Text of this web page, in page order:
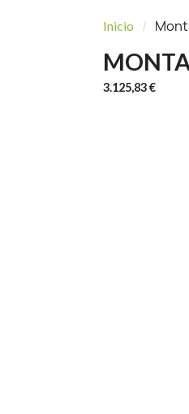
Inicio
3.125,83 €